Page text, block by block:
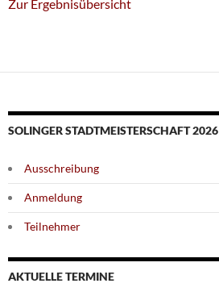
Zur Ergebnisübersicht
SOLINGER STADTMEISTERSCHAFT 2026
Ausschreibung
Anmeldung
Teilnehmer
AKTUELLE TERMINE